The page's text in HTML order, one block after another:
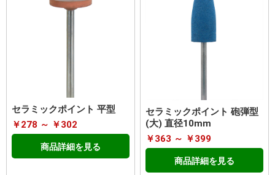
セラミックポイント 平型
￥278 ～ ￥302
商品詳細を見る
セラミックポイント 砲弾型
(大) 直径10mm
￥363 ～ ￥399
商品詳細を見る